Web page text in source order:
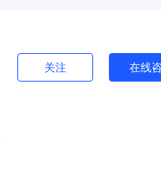
关注 在线